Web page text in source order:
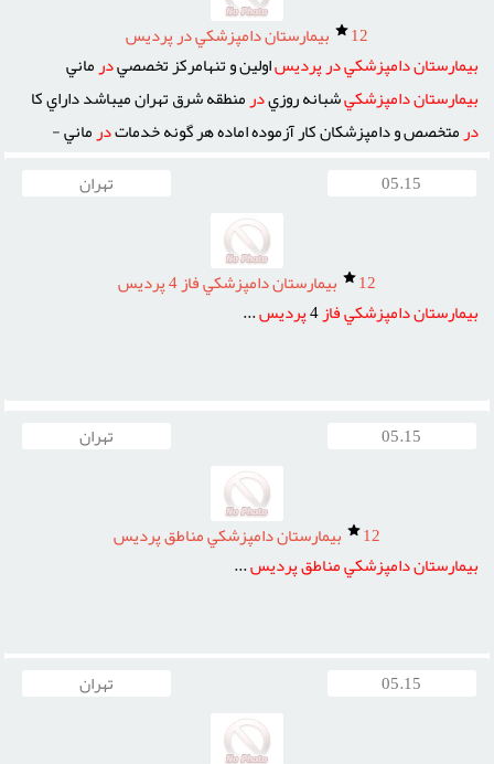
12
بيمارستان دامپزشکي در پرديس
بيمارستاندامپزشکيدرپرديساولين و تنهامرکز تخصصيدرماني
بيمارستاندامپزشکيشبانه روزيدرمنطقه شرق تهران ميباشد داراي کا
درمتخصص و دامپزشکان کار آزموده اماده هر گونه خدماتدرماني -
دوستداران حيوانات خانگي بي پناه آمده و يکي از بزرگ ترين اهداف
مان حيوانات حمايتي ميباشد
05.15 تهران
12
بيمارستان دامپزشکي فاز 4 پرديس
بيمارستاندامپزشکيفاز4 پرديس...
05.15 تهران
12
بيمارستان دامپزشکي مناطق پرديس
بيمارستاندامپزشکيمناطقپرديس...
05.15 تهران